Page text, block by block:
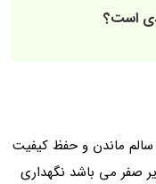
است؟
سالم ماندن و حفظ کیفیت
صفر می‌ باشد نگهداری